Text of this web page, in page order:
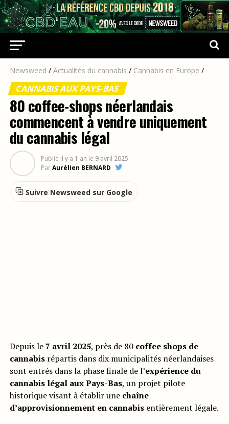
Newsweed / Actualités du cannabis / Cannabis en Europe /
CANNABIS AUX PAYS-BAS
80 coffee-shops néerlandais
commencent à vendre uniquement
du cannabis légal
Publié il y a 1 an le 9 avril 2025
ParAurélien BERNARD
Suivre Newsweed sur Google
Depuis le7 avril 2025, près de 80 coffee shops de
cannabisrépartis dans dix municipalités néerlandaises
sont entrés dans la phase finale de l’expérience du
cannabis légal aux Pays-Bas, un projet pilote
historique visant à établir une chaîne
d’approvisionnement en cannabisentièrement légale.